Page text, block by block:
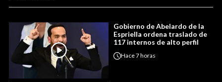
Gobierno de Abelardo de la
Espriella ordena traslado de
117 internos de alto perfil
Hace7 horas